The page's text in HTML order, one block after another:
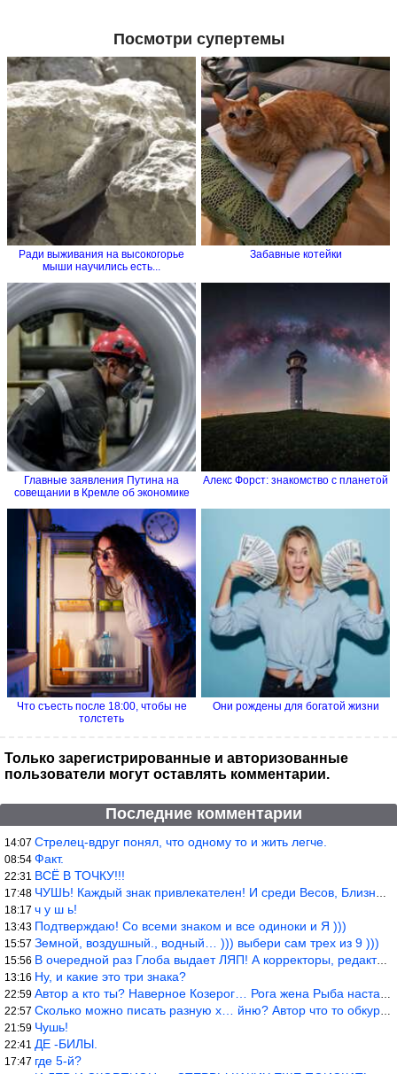
Посмотри супертемы
Ради выживания на высокогорье
мыши научились есть...
Забавные котейки
Главные заявления Путина на
совещании в Кремле об экономике
Алекс Форст: знакомство с планетой
Что съесть после 18:00, чтобы не
толстеть
Они рождены для богатой жизни
Только зарегистрированные и авторизованные
пользователи могут оставлять комментарии.
Последние комментарии
14:07 Стрелец-вдруг понял, что одному то и жить легче.
08:54 Факт.
22:31 ВСЁ В ТОЧКУ!!!
17:48 ЧУШЬ! Каждый знак привлекателен! И среди Весов, Близнецов встреч
18:17 ч у ш ь!
13:43 Подтверждаю! Со всеми знаком и все одиноки и Я )))
15:57 Земной, воздушный., водный… ))) выбери сам трех из 9 )))
15:56 В очередной раз Глоба выдает ЛЯП! А корректоры, редакторы пропус
13:16 Ну, и какие это три знака?
22:59 Автор а кто ты? Наверное Козерог… Рога жена Рыба наставила ))
22:57 Сколько можно писать разную х… йню? Автор что то обкурился?
21:59 Чушь!
22:41 ДЕ -БИЛЫ.
17:47 где 5-й?